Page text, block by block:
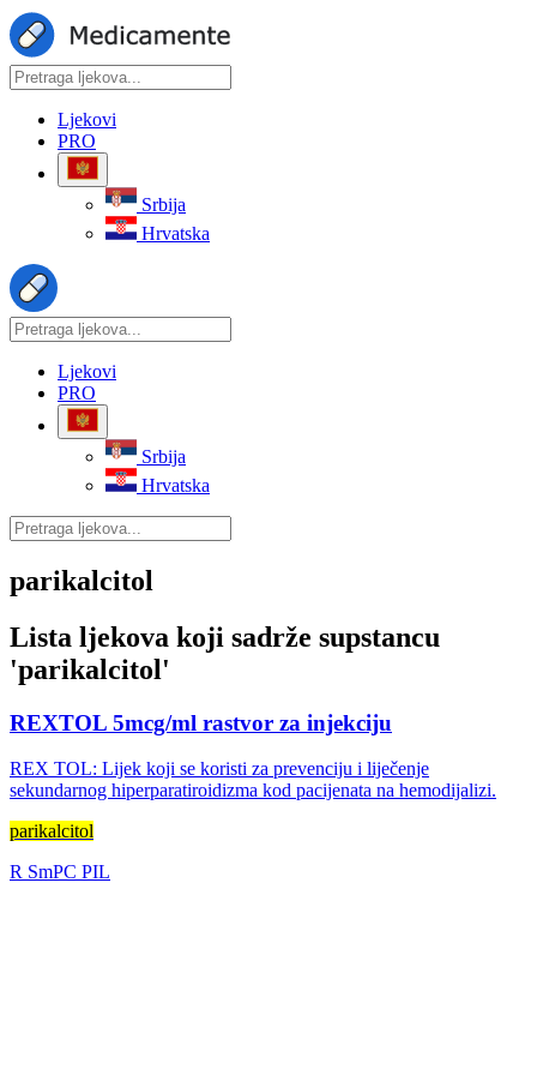
Ljekovi
PRO
Srbija
Hrvatska
Ljekovi
PRO
Srbija
Hrvatska
parikalcitol
Lista ljekova koji sadrže supstancu
'parikalcitol'
REXTOL 5mcg/ml rastvor za injekciju
REX TOL: Lijek koji se koristi za prevenciju i liječenje
sekundarnog hiperparatiroidizma kod pacijenata na hemodijalizi.
parikalcitol
R SmPC PIL